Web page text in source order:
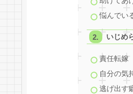
悩んでい
いじめ
責任転嫁
自分の気
逃げ出す